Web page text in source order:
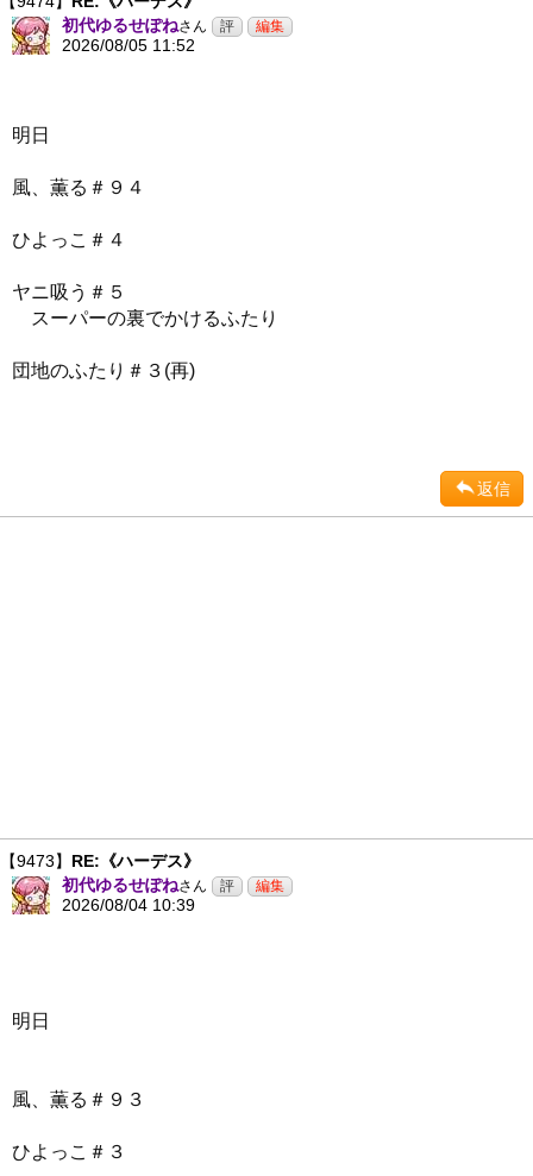
初代ゆるせぽねさん
2026/08/05 11:52
明日
風、薫る＃９４
ひよっこ＃４
ヤニ吸う＃５
スーパーの裏でかけるふたり
団地のふたり＃３(再)
返信
【9473】 RE:《ハーデス》
初代ゆるせぽねさん
2026/08/04 10:39
明日
風、薫る＃９３
ひよっこ＃３